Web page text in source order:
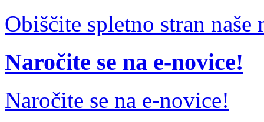
Obiščite spletno stran naše
Naročite se na e-novice!
Naročite se na e-novice!